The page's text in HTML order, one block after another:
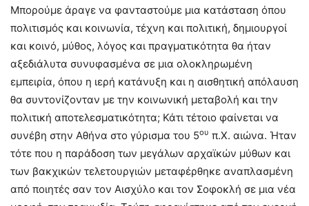
Μπορούμε άραγε να φανταστούμε μια κατάσταση όπου
πολιτισμός και κοινωνία, τέχνη και πολιτική, δημιουργοί
και κοινό, μύθος, λόγος και πραγματικότητα θα ήταν
αξεδιάλυτα συνυφασμένα σε μια ολοκληρωμένη
εμπειρία, όπου η ιερή κατάνυξη και η αισθητική απόλαυση
θα συντονίζονταν με την κοινωνική μεταβολή και την
πολιτική αποτελεσματικότητα; Κάτι τέτοιο φαίνεται να
συνέβη στην Αθήνα στο γύρισμα του 5ου π.Χ. αιώνα. Ήταν
τότε που η παράδοση των μεγάλων αρχαϊκών μύθων και
των βακχικών τελετουργιών μεταφέρθηκε αναπλασμένη
από ποιητές σαν τον Αισχύλο και τον Σοφοκλή σε μια νέα